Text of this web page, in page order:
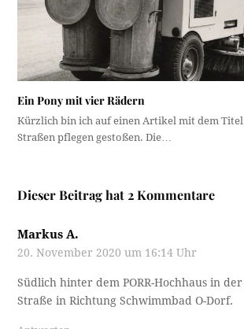
Ein Pony mit vier Rädern
Kürzlich bin ich auf einen Artikel mit dem
Straßen pflegen gestoßen. Die…
Dieser Beitrag hat 2 Kommentare
Markus A.
20. November 2020 um 16:14 Uhr
Südlich hinter dem PORR-Hochhaus in
Straße in Richtung Schwimmbad O-Dorf.